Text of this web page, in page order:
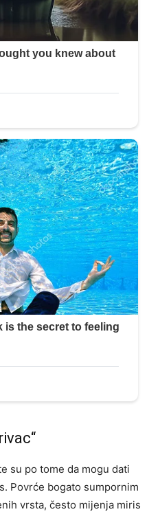
su po tome da mogu dati
Povrće bogato sumpornim
vrsta, često mijenja miris